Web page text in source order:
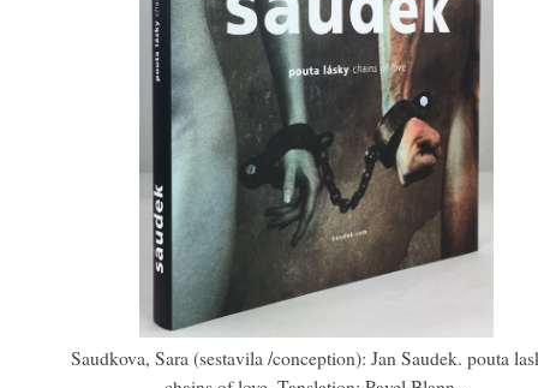
Saudkova, Sara (sestavila /conception): Jan Saudek. pouta